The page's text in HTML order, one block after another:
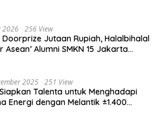
2026 256 View
Jutaan Rupiah, Halalbihalal
Asean’ Alumni SMKN 15 Jakarta
2025 251 View
Siapkan Talenta untuk Menghadapi
Energi dengan Melantik ±1.400